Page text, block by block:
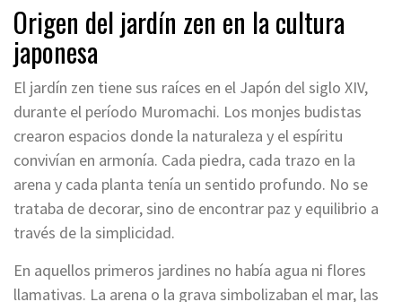
Origen del jardín zen en la cultura
japonesa
El jardín zen tiene sus raíces en el Japón del siglo XIV,
durante el período Muromachi. Los monjes budistas
crearon espacios donde la naturaleza y el espíritu
convivían en armonía. Cada piedra, cada trazo en la
arena y cada planta tenía un sentido profundo. No se
trataba de decorar, sino de encontrar paz y equilibrio a
través de la simplicidad.
En aquellos primeros jardines no había agua ni flores
llamativas. La arena o la grava simbolizaban el mar, las